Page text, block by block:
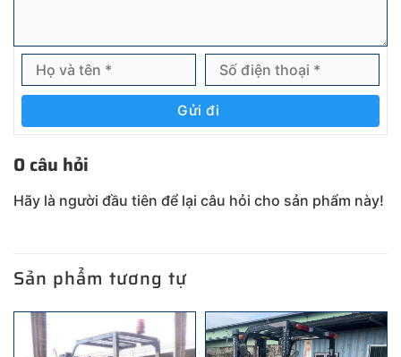
Gửi đi
0 câu hỏi
Hãy là người đầu tiên để lại câu hỏi cho sản phẩm này!
Sản phẩm tương tự